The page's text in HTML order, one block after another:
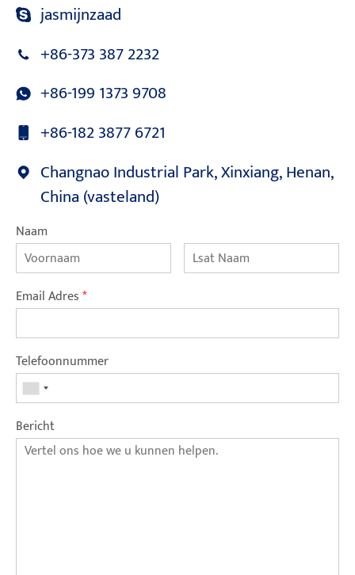
jasmijnzaad
+86-373 387 2232
+86-199 1373 9708
+86-182 3877 6721
Changnao Industrial Park, Xinxiang, Henan,
China (vasteland)
Naam
Email Adres*
Telefoonnummer
Bericht